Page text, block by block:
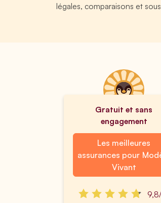
légales, comparaisons et
Gratuit et sans
engagement
Les meilleures
assurances pour
Vivant